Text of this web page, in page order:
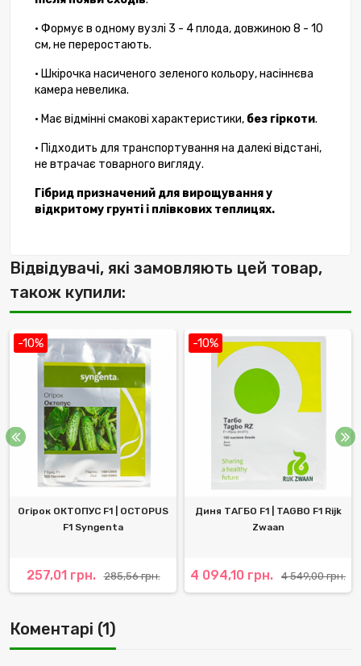
• Формує в одному вузлі 3 - 4 плода, довжиною 8 - 10
см, не переростають.
• Шкірочка насиченого зеленого кольору, насіннєва
камера невелика.
• Має відмінні смакові характеристики, без гіркоти.
• Підходить для транспортування на далекі відстані,
не втрачає товарного вигляду.
Гібрид призначений для вирощування у
відкритому грунті і плівкових теплицях.
Відвідувачі, які замовляють цей товар,
також купили:
-10%
Огірок ОКТОПУС F1 | OCTOPUS
F1 Syngenta
257,01 грн. 285,56 грн.
-10%
Диня ТАГБО F1 | TAGBO F1 Rijk
Zwaan
4 094,10 грн. 4 549,00 грн.
Коментарі (1)